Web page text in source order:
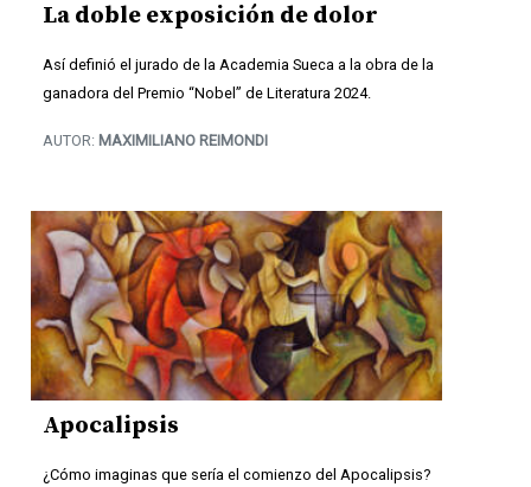
La doble exposición de dolor
Así definió el jurado de la Academia Sueca a la obra de la
ganadora del Premio “Nobel” de Literatura 2024.
AUTOR: MAXIMILIANO REIMONDI
Apocalipsis
¿Cómo imaginas que sería el comienzo del Apocalipsis?